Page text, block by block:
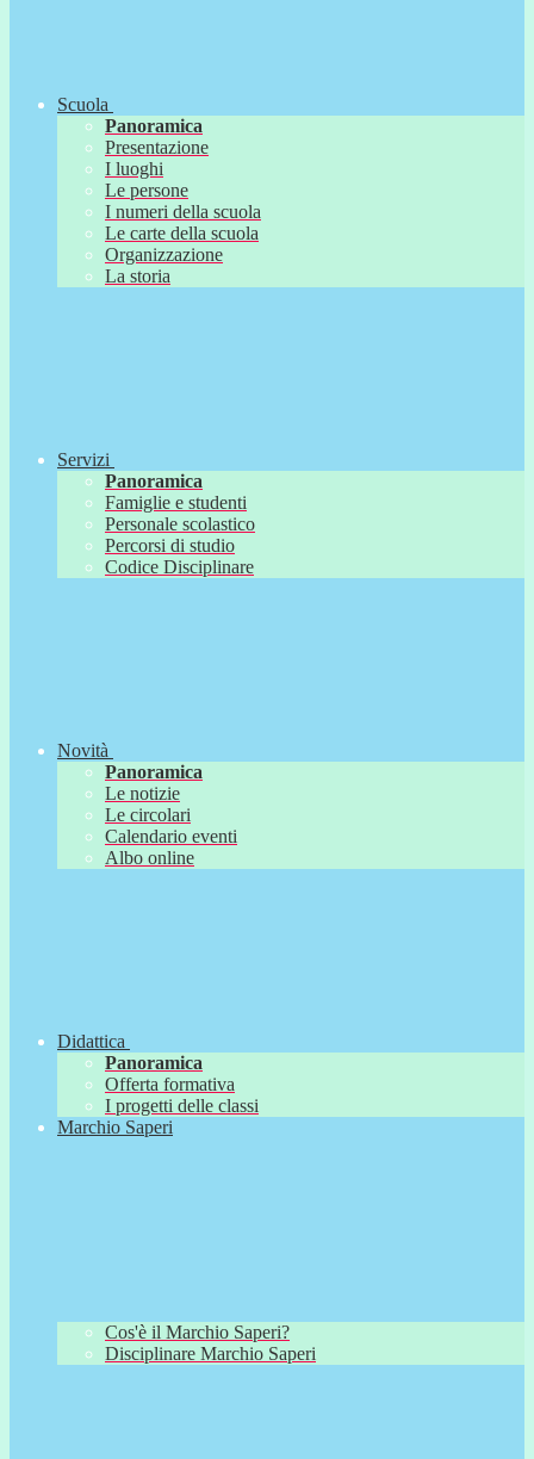
Scuola
Panoramica
Presentazione
I luoghi
Le persone
I numeri della scuola
Le carte della scuola
Organizzazione
La storia
Servizi
Panoramica
Famiglie e studenti
Personale scolastico
Percorsi di studio
Codice Disciplinare
Novità
Panoramica
Le notizie
Le circolari
Calendario eventi
Albo online
Didattica
Panoramica
Offerta formativa
I progetti delle classi
Marchio Saperi
Cos'è il Marchio Saperi?
Disciplinare Marchio Saperi